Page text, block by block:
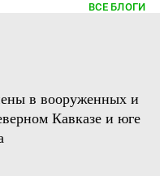
ВСЕ БЛОГИ
в вооруженных и
Кавказе и юге